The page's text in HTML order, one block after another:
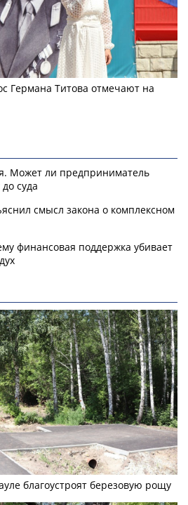
Германа Титова отмечают на
Может ли предприниматель
суда
смысл закона о комплексном
финансовая поддержка убивает
благоустроят березовую рощу